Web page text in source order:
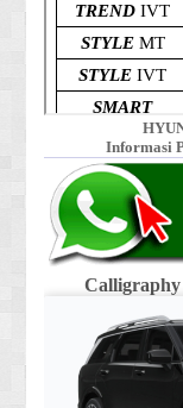
Informasi